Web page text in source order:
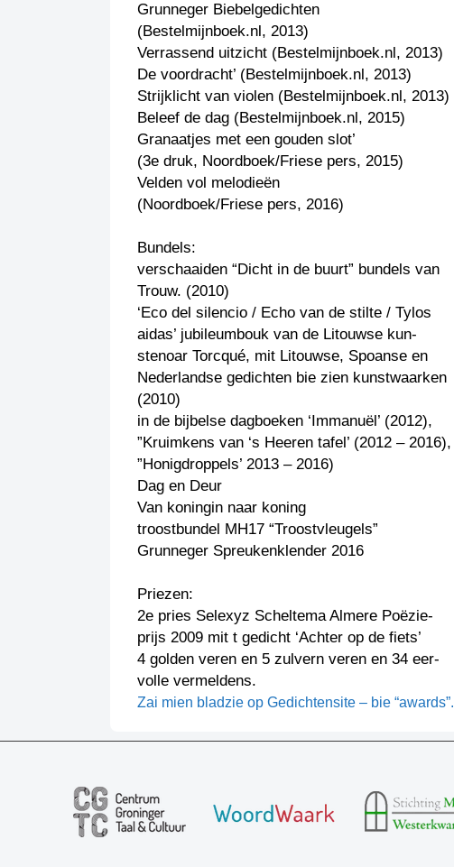
Grunneger Biebelgedichten
(Bestelmijnboek.nl, 2013)
Verrassend uitzicht (Bestelmijnboek.nl, 2013)
De voordracht’ (Bestelmijnboek.nl, 2013)
Strijklicht van violen (Bestelmijnboek.nl, 2013)
Beleef de dag (Bestelmijnboek.nl, 2015)
Granaatjes met een gouden slot’
(3e druk, Noordboek/Friese pers, 2015)
Velden vol melodieën
(Noordboek/Friese pers, 2016)
Bundels:
verschaaiden “Dicht in de buurt” bundels van
Trouw. (2010)
‘Eco del silencio / Echo van de stilte / Tylos
aidas’ jubileumbouk van de Litouwse kun-
stenoar Torcqué, mit Litouwse, Spoanse en
Nederlandse gedichten bie zien kunstwaarken
(2010)
in de bijbelse dagboeken ‘Immanuël’ (2012),
”Kruimkens van ‘s Heeren tafel’ (2012 – 2016),
”Honigdroppels’ 2013 – 2016)
Dag en Deur
Van koningin naar koning
troostbundel MH17 “Troostvleugels”
Grunneger Spreukenklender 2016
Priezen:
2e pries Selexyz Scheltema Almere Poëzie-
prijs 2009 mit t gedicht ‘Achter op de fiets’
4 golden veren en 5 zulvern veren en 34 eer-
volle vermeldens.
Zai mien bladzie op Gedichtensite – bie “awards”.